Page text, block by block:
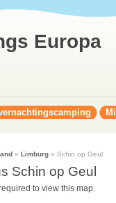
Europa
» Limburg» Schin op Geul
Schin op Geul
to view this map.